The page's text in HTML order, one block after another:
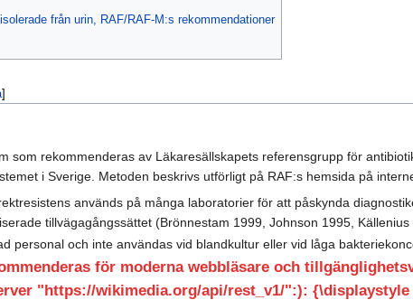
från urin, RAF/RAF-M:s rekommendationer
]
som rekommenderas av Läkaresällskapets referensgrupp för
i Sverige. Metoden beskrivs utförligt på RAF:s hemsida på
används på många laboratorier för att påskynda
tillvägagångssättet (Brönnestam 1999, Johnson 1995,
personal och inte användas vid blandkultur eller vid låga
för moderna webbläsare och
"https://wikimedia.org/api/rest_v1/":): {\displaystyle